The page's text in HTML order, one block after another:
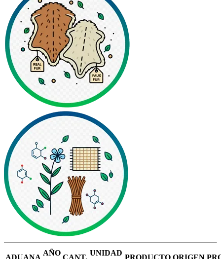
ADUANA
AÑO
CANT.
UNIDAD
PRODUCTO ORIGEN